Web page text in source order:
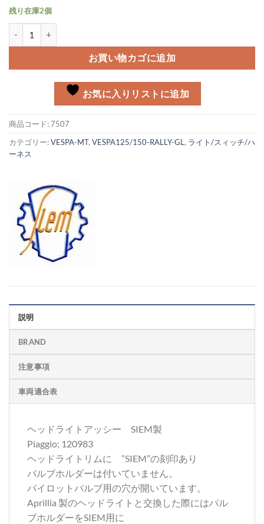
残り在庫2個
お買い物カゴに追加
お気に入りリストに追加
商品コード:7507
カテゴリー:VESPA-MT, VESPA125/150-RALLY-GL, ライト/スィッチ/ハ
ーネス
説明
BRAND
注意事項
車両適合表
ヘッドライトアッシー SIEM製
Piaggio; 120983
ヘッドライトリムに ”SIEM”の刻印あり
バルブホルダーは付いていません。
パイロットバルブ用の穴が開いています。
Aprillia 製のヘッドライトと交換した際にはバル
ブホルダーをSIEM用に